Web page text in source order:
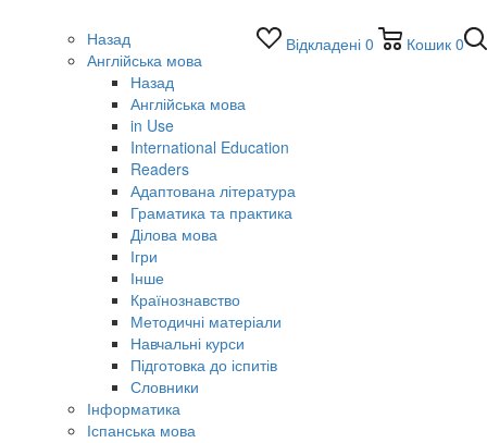
Відкладені 0 Кошик 0
Назад
Англійська мова
Назад
Англійська мова
in Use
International Education
Readers
Адаптована література
Граматика та практика
Ділова мова
Ігри
Інше
Країнознавство
Методичні матеріали
Навчальні курси
Підготовка до іспитів
Словники
Інформатика
Іспанська мова